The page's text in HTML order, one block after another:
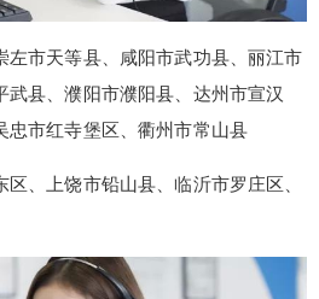
左市天等县、咸阳市武功县、丽江市
县、濮阳市濮阳县、达州市宣汉
忠市红寺堡区、衢州市常山县
、上饶市铅山县、临沂市罗庄区、
给undefined打赏
5 元 付费内容